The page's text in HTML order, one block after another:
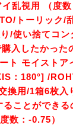
乱視用 （度数
トーリック/
/使い捨てコン
入したかった
ト モイストア
：180°] /
換用/1箱6枚入
ことができる
数：-0.75）